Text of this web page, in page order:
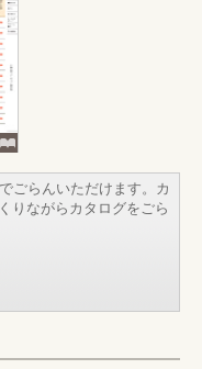
ごらんいただけます。カ
りながらカタログをごら